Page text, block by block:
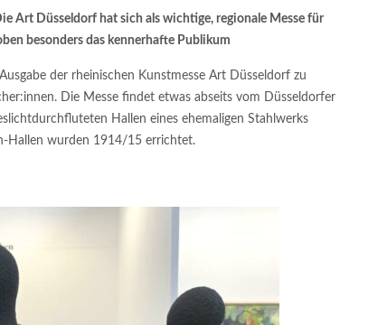
Art Düsseldorf hat sich als wichtige, regionale Messe für
besonders das kennerhafte Publikum
der rheinischen Kunstmesse Art Düsseldorf zu
Die Messe findet etwas abseits vom Düsseldorfer
Hallen eines ehemaligen Stahlwerks
Hallen wurden 1914/15 errichtet.